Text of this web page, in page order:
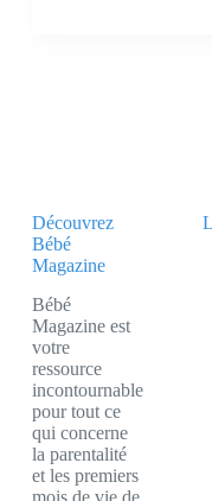
Découvrez
Bébé
Magazine
Bébé
Magazine est
votre
ressource
incontournable
pour tout ce
qui concerne
la parentalité
et les premiers